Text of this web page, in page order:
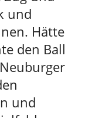
und
Hätte
den Ball
und